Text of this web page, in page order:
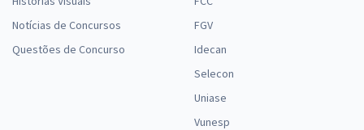
Notícias de Concursos
Questões de Concurso
FGV
Idecan
Selecon
Uniase
Vunesp